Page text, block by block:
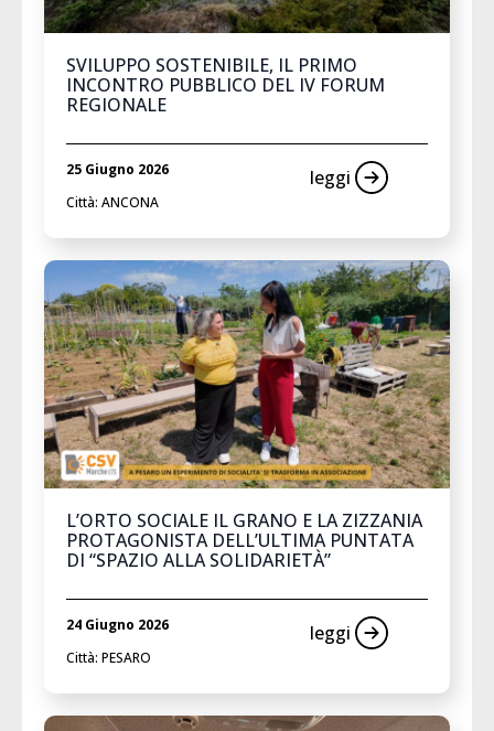
SVILUPPO SOSTENIBILE, IL PRIMO
INCONTRO PUBBLICO DEL IV FORUM
REGIONALE
25 Giugno 2026
Città: ANCONA
leggi
L’ORTO SOCIALE IL GRANO E LA ZIZZANIA
PROTAGONISTA DELL’ULTIMA PUNTATA
DI “SPAZIO ALLA SOLIDARIETÀ”
24 Giugno 2026
Città: PESARO
leggi